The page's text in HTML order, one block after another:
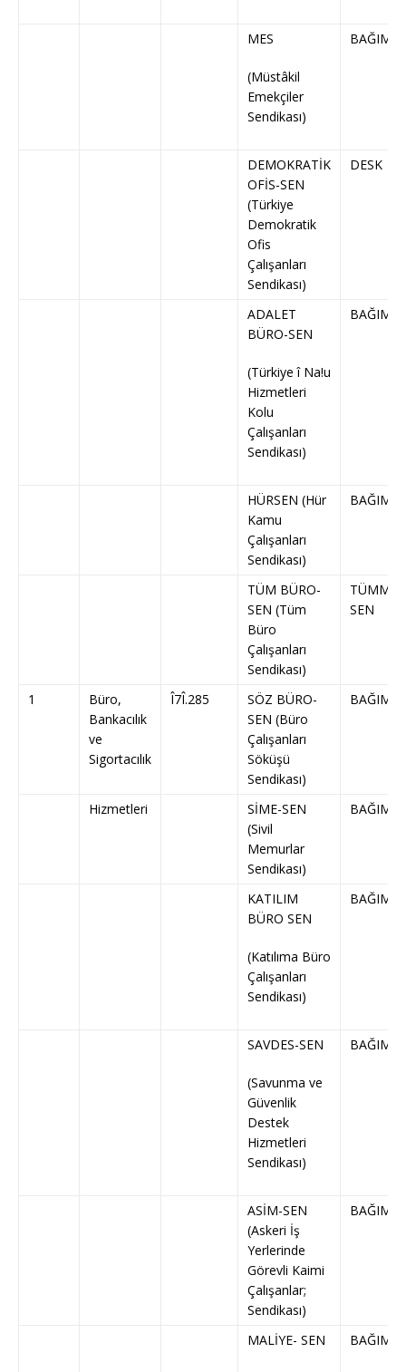
MES
(Müstâkil
Emekçiler
Sendikası)
DEMOKRATİK
OFİS-SEN
(Türkiye
Demokratik
Ofis
Çalışanları
Sendikası)
DESK
ADALET
BÜRO-SEN
(Türkiye î Na!u
Hizmetleri
Kolu
Çalışanları
Sendikası)
HÜRSEN (Hür
Kamu
Çalışanları
Sendikası)
TÜM BÜRO-
SEN (Tüm
Büro
Çalışanları
Sendikası)
SEN
1
Büro,
Bankacılık
ve
Sigortacılık
Î7Î.285
SÖZ BÜRO-
SEN (Büro
Çalışanları
Söküşü
Sendikası)
Hizmetleri
SİME-SEN
(Sivil
Memurlar
Sendikası)
KATILIM
BÜRO SEN
(Katılıma Büro
Çalışanları
Sendikası)
SAVDES-SEN
(Savunma ve
Güvenlik
Destek
Hizmetleri
Sendikası)
ASİM-SEN
(Askeri İş
Yerlerinde
Görevli Kaimi
Çalışanlar;
Sendikası)
MALİYE- SEN